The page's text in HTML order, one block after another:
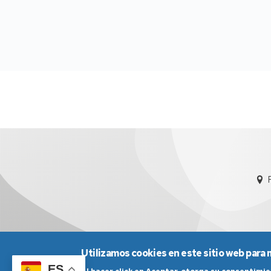
Aviso Legal
Utilizamos cookies en este sitio web para